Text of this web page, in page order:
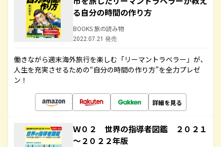
る自分の時間の作り方
BOOKS 旅の読み物
2022.07.21 発売
働きながら週末海外旅行を楽しむ「リーマントラベラー」が、
人生を充実させるための“自分の時間の作り方”を全力プレゼ
ン！
詳細を見る
Ｗ０２ 世界の指導者図鑑 ２０２１
～２０２２年版